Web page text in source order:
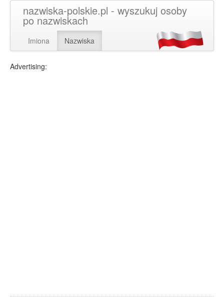
nazwiska-polskie.pl - wyszukuj osoby
po nazwiskach
Imiona Nazwiska
Advertising: